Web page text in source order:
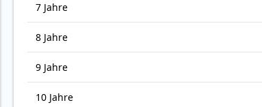
7 Jahre
8 Jahre
9 Jahre
10 Jahre